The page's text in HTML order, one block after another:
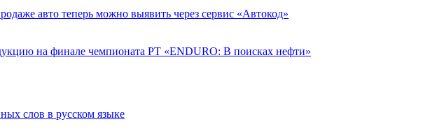
авто теперь можно выявить через сервис «Автокод»
на финале чемпионата РТ «ENDURO: В поисках нефти»
слов в русском языке